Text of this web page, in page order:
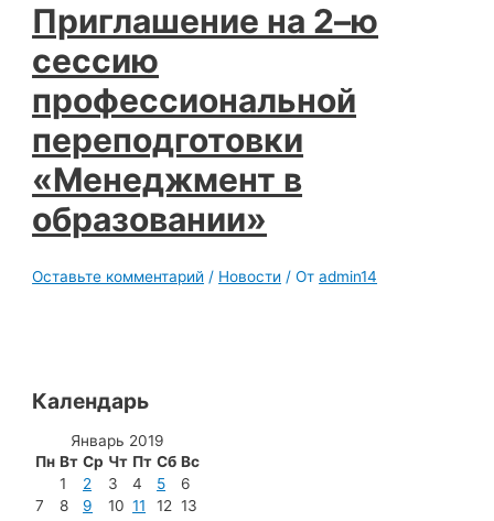
Приглашение на 2–ю
сессию
профессиональной
переподготовки
«Менеджмент в
образовании»
Оставьте комментарий / Новости / От admin14
Календарь
Январь 2019
Пн Вт Ср Чт Пт Сб Вс
1
2 3 4 5
6
7
8 9 10 11 12 13